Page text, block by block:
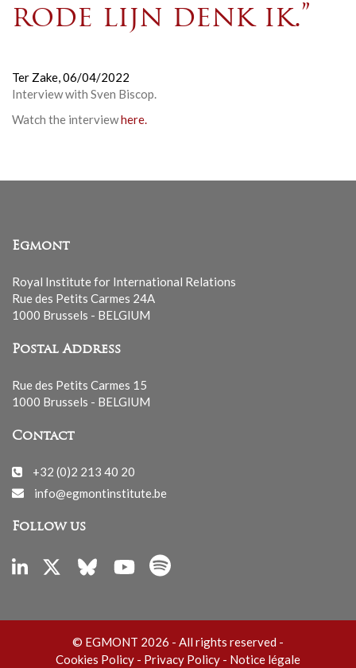
rode lijn denk ik.”
Ter Zake,06/04/2022
Interview with Sven Biscop.
Watch the interviewhere.
Egmont
Royal Institute for International Relations
Rue des Petits Carmes 24A
1000 Brussels - BELGIUM
Postal Address
Rue des Petits Carmes 15
1000 Brussels - BELGIUM
Contact
+32 (0)2 213 40 20
info@egmontinstitute.be
Follow us
© EGMONT 2026 - All rights reserved -
Cookies Policy - Privacy Policy - Notice légale